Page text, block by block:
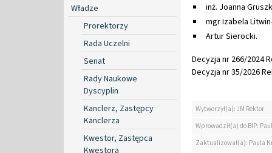
Władze
Prorektorzy
Rada Uczelni
Senat
Rady Naukowe
Dyscyplin
Kanclerz, Zastępcy
Kanclerza
Kwestor, Zastępca
Kwestora
inż. Joanna
mgr Izabela
Artur Sierocki.
Decyzja nr 266/2024
Decyzja nr 35/2026
Wytworzył(a): JM Rektor
Wprowadził(a) do BIP:
Zaktualizował(a): Paula